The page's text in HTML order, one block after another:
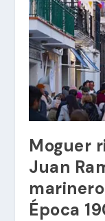
Moguer
Juan
Época